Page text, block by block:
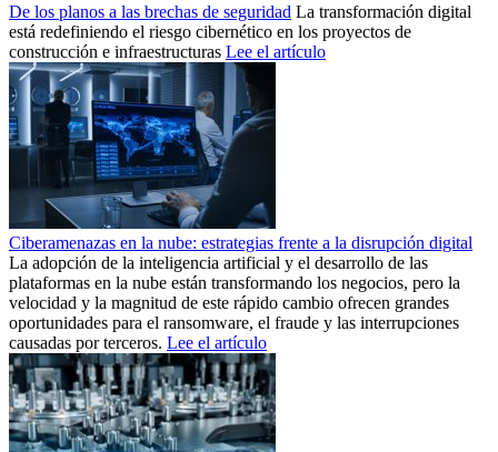
De los planos a las brechas de seguridad La transformación digital
está redefiniendo el riesgo cibernético en los proyectos de
construcción e infraestructuras Lee el artículo
Ciberamenazas en la nube: estrategias frente a la disrupción digital
La adopción de la inteligencia artificial y el desarrollo de las
plataformas en la nube están transformando los negocios, pero la
velocidad y la magnitud de este rápido cambio ofrecen grandes
oportunidades para el ransomware, el fraude y las interrupciones
causadas por terceros. Lee el artículo